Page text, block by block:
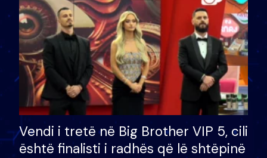
Vendi i tretë në Big Brother VIP 5, cili
është finalisti i radhës që lë shtëpinë